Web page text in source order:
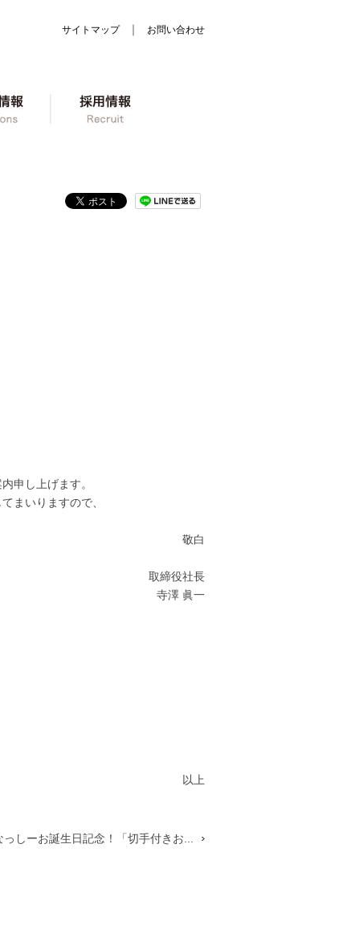
サイトマップ ｜ お問い合わせ
株主・投資家情報
申し上げます。
まいりますので、
敬白
取締役社長
寺澤 眞一
以上
っしーお誕生日記念！「切手付きお...